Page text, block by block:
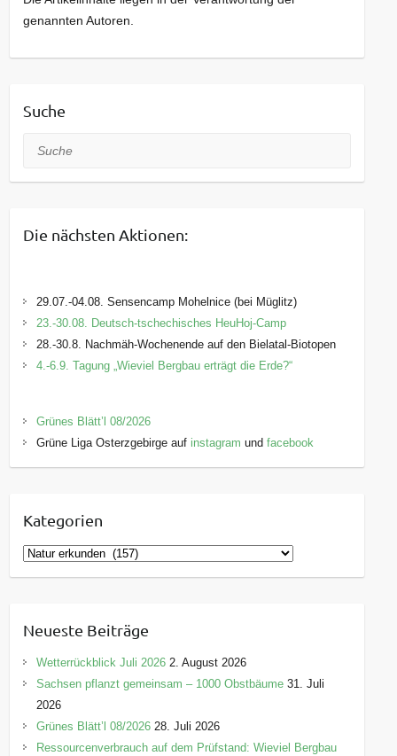
genannten Autoren.
Suche
Suche
Die nächsten Aktionen:
29.07.-04.08. Sensencamp Mohelnice (bei Müglitz)
23.-30.08. Deutsch-tschechisches HeuHoj-Camp
28.-30.8. Nachmäh-Wochenende auf den Bielatal-Biotopen
4.-6.9. Tagung „Wieviel Bergbau erträgt die Erde?“
Grünes Blätt’l 08/2026
Grüne Liga Osterzgebirge auf instagram undfacebook
Kategorien
K
a
g
o
r
e
n
Neueste Beiträge
Wetterrückblick Juli 2026 2. August 2026
Sachsen pflanzt gemeinsam – 1000 Obstbäume 31. Juli
2026
Grünes Blätt’l 08/2026 28. Juli 2026
Ressourcenverbrauch auf dem Prüfstand: Wieviel Bergbau